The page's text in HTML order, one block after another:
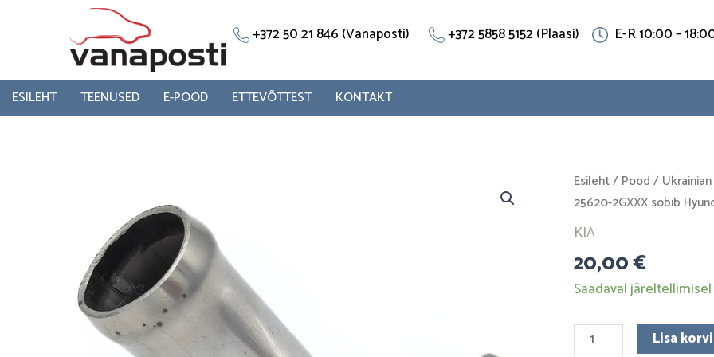
+372 50 21 846 (Vanaposti) +372 5858 5152 (Plaasi) E-R 10:00 –
ESILEHT TEENUSED E-POOD ETTEVÕTTEST KONTAKT
Esileht/ Pood /
25620-2GXXX sobib
KIA
20,00€
Saadaval järeltellimisel
Termostaadi
flanet
25620-
sobib
Hyundai,
Roostevaba Lisa korvi